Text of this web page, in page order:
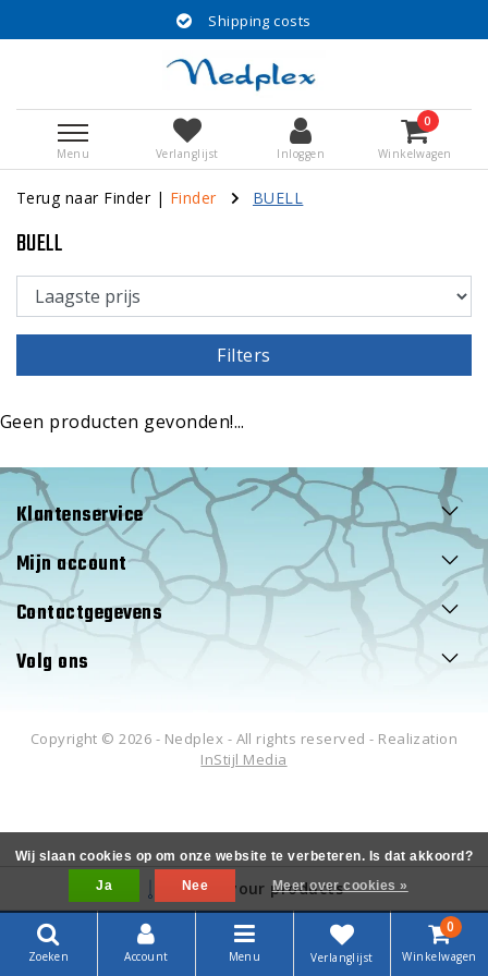
Shipping costs
Menu Verlanglijst Inloggen
0
Winkelwagen
Terug naar Finder| Finder BUELL
BUELL
Filters
Geen producten gevonden!...
Klantenservice
Mijn account
Contactgegevens
Volg ons
Copyright © 2026 - Nedplex - All rights reserved - Realization
InStijl Media
Filter your products
Zoeken Account Menu Verlanglijst
0
Winkelwagen
Wij slaan cookies op om onze website te verbeteren. Is dat akkoord?
Ja
Nee Meer over cookies »